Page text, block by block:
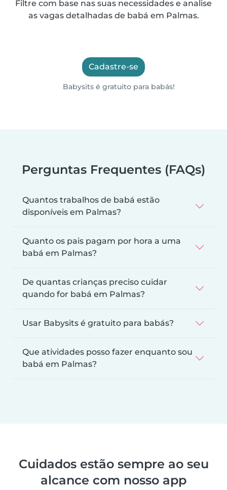
Filtre com base nas suas necessidades e analise
as vagas detalhadas de babá em Palmas.
Cadastre-se
Babysits é gratuito para babás!
Perguntas Frequentes (FAQs)
Quantos trabalhos de babá estão
disponíveis em Palmas?
Quanto os pais pagam por hora a uma
babá em Palmas?
De quantas crianças preciso cuidar
quando for babá em Palmas?
Usar Babysits é gratuito para babás?
Que atividades posso fazer enquanto sou
babá em Palmas?
Cuidados estão sempre ao seu
alcance com nosso app